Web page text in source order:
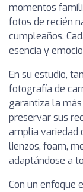
momentos
fotos de recién
cumpleaños.
esencia y
En su estudio,
fotografía de
garantiza la
preservar sus
amplia variedad
lienzos, foam,
adaptándose a
Con un enfoque